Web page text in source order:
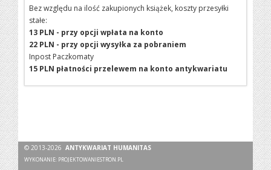
Bez względu na ilość zakupionych książek, koszty przesyłki
stałe:
13 PLN - przy opcji wpłata na konto
22 PLN - przy opcji wysyłka za pobraniem
Inpost Paczkomaty
15 PLN płatności przelewem na konto antykwariatu
© 2013-2026ANTYKWARIAT HUMANITAS
WYKONANIE: PROJEKTOWANIESTRON.PL